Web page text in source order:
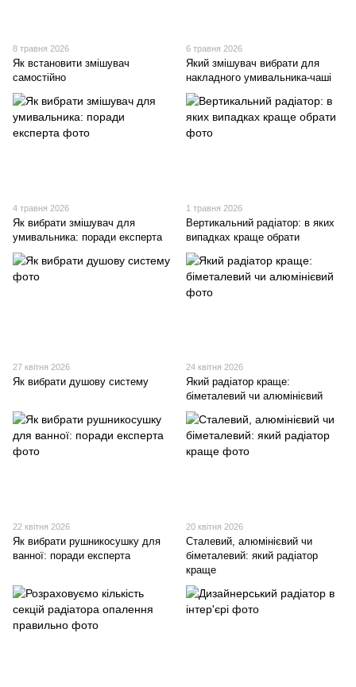
8 травня 2026
Як встановити змішувач
самостійно
6 травня 2026
Який змішувач вибрати для
накладного умивальника-чаші
4 травня 2026
Як вибрати змішувач для
умивальника: поради експерта
1 травня 2026
Вертикальний радіатор: в яких
випадках краще обрати
27 квітня 2026
Як вибрати душову систему
24 квітня 2026
Який радіатор краще:
біметалевий чи алюмінієвий
22 квітня 2026
Як вибрати рушникосушку для
ванної: поради експерта
20 квітня 2026
Сталевий, алюмінієвий чи
біметалевий: який радіатор
краще